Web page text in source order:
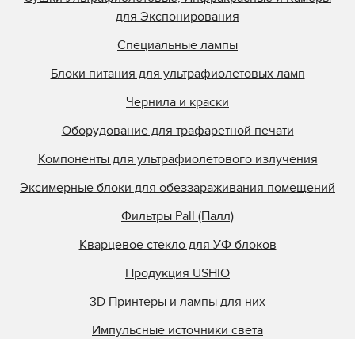
для Экспонирования
Специальные лампы
Блоки питания для ультрафиолетовых ламп
Чернила и краски
Оборудование для трафаретной печати
Компоненты для ультрафиолетового излучения
Эксимерные блоки для обеззараживания помещений
Фильтры Pall (Палл)
Кварцевое стекло для УФ блоков
Продукция USHIO
3D Принтеры и лампы для них
Импульсные источники света